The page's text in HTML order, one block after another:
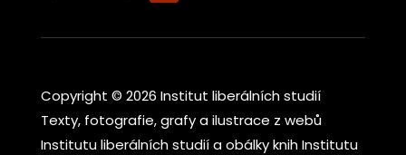
Copyright © 2026 Institut liberálních studií
Texty, fotografie, grafy a ilustrace z webů
Institutu liberálních studií a obálky knih Institutu